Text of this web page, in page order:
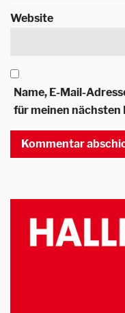
Website
Name, E-Mail-
für meinen